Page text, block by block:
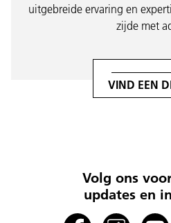
uitgebreide ervaring en
zijde met
VIND EEN
Volg ons
updates en